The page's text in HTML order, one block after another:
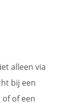
alleen via
bij een
of of een